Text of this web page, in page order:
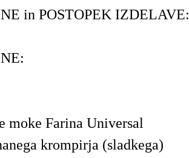
in POSTOPEK IZDELAVE:
moke Farina Universal
krompirja (sladkega)